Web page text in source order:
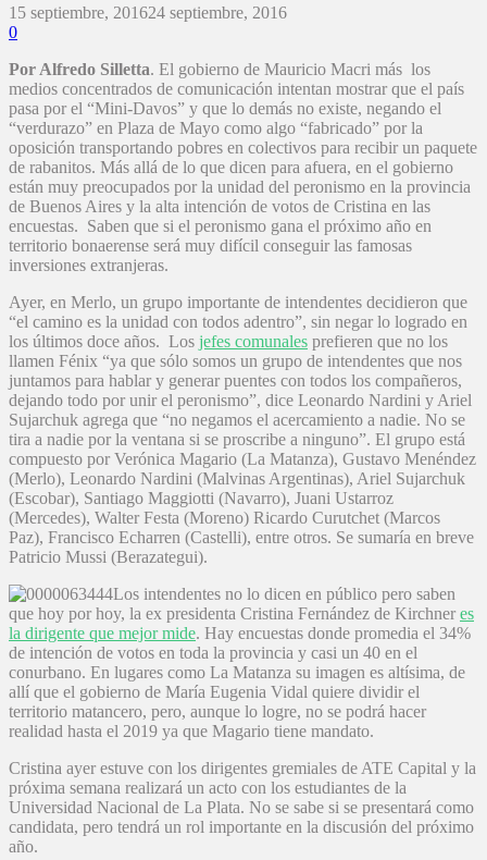
15 septiembre, 201624 septiembre, 2016
0
Por Alfredo Silletta. El gobierno de Mauricio Macri más los
medios concentrados de comunicación intentan mostrar que el país
pasa por el “Mini-Davos” y que lo demás no existe, negando el
“verdurazo” en Plaza de Mayo como algo “fabricado” por la
oposición transportando pobres en colectivos para recibir un paquete
de rabanitos. Más allá de lo que dicen para afuera, en el gobierno
están muy preocupados por la unidad del peronismo en la provincia
de Buenos Aires y la alta intención de votos de Cristina en las
encuestas. Saben que si el peronismo gana el próximo año en
territorio bonaerense será muy difícil conseguir las famosas
inversiones extranjeras.
Ayer, en Merlo, un grupo importante de intendentes decidieron que
“el camino es la unidad con todos adentro”, sin negar lo logrado en
los últimos doce años. Los jefes comunales prefieren que no los
llamen Fénix “ya que sólo somos un grupo de intendentes que nos
juntamos para hablar y generar puentes con todos los compañeros,
dejando todo por unir el peronismo”, dice Leonardo Nardini y Ariel
Sujarchuk agrega que “no negamos el acercamiento a nadie. No se
tira a nadie por la ventana si se proscribe a ninguno”. El grupo está
compuesto por Verónica Magario (La Matanza), Gustavo Menéndez
(Merlo), Leonardo Nardini (Malvinas Argentinas), Ariel Sujarchuk
(Escobar), Santiago Maggiotti (Navarro), Juani Ustarroz
(Mercedes), Walter Festa (Moreno) Ricardo Curutchet (Marcos
Paz), Francisco Echarren (Castelli), entre otros. Se sumaría en breve
Patricio Mussi (Berazategui).
Los intendentes no lo dicen en público pero saben
que hoy por hoy, la ex presidenta Cristina Fernández de Kirchner es
la dirigente que mejor mide. Hay encuestas donde promedia el 34%
de intención de votos en toda la provincia y casi un 40 en el
conurbano. En lugares como La Matanza su imagen es altísima, de
allí que el gobierno de María Eugenia Vidal quiere dividir el
territorio matancero, pero, aunque lo logre, no se podrá hacer
realidad hasta el 2019 ya que Magario tiene mandato.
Cristina ayer estuve con los dirigentes gremiales de ATE Capital y la
próxima semana realizará un acto con los estudiantes de la
Universidad Nacional de La Plata. No se sabe si se presentará como
candidata, pero tendrá un rol importante en la discusión del próximo
año.